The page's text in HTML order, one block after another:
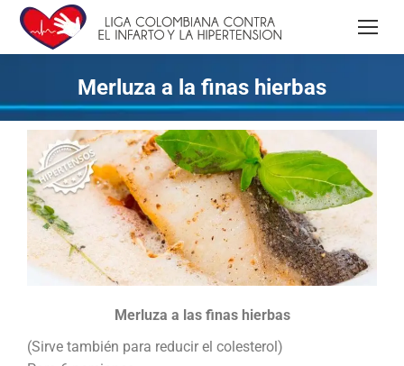
Merluza a la finas hierbas
Merluza a las finas hierbas
(Sirve también para reducir el colesterol)